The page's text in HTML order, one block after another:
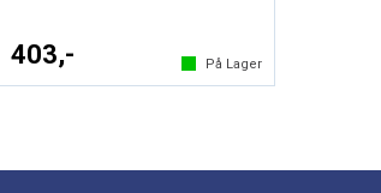
403,- På Lager